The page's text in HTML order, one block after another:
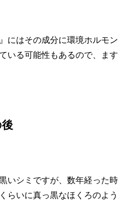
にはその成分に環境ホルモン
いる可能性もあるので、ます
いシミですが、数年経った時
らいに真っ黒なほくろのよう